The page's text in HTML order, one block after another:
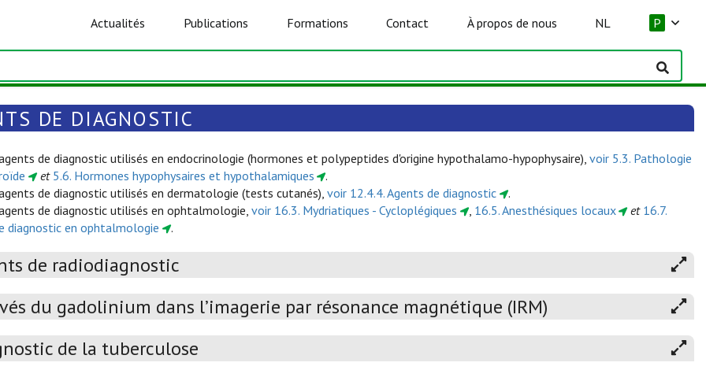
Actualités Publications Formations Contact À propos de nous NL P
DE DIAGNOSTIC
de diagnostic utilisés en endocrinologie (hormones et polypeptides d'origine hypothalamo-hypophysaire),voir 5.3. Pathologie
et 5.6. Hormones hypophysaires et hypothalamiques
.
de diagnostic utilisés en dermatologie (tests cutanés),voir 12.4.4. Agents de diagnostic
.
de diagnostic utilisés en ophtalmologie,voir 16.3. Mydriatiques - Cycloplégiques , 16.5. Anesthésiques locaux et 16.7.
diagnostic en ophtalmologie
.
de radiodiagnostic
du gadolinium dans l’imagerie par résonance magnétique (IRM)
de la tuberculose